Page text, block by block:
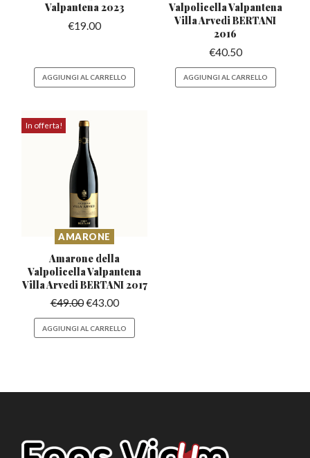
Valpantena 2023
€19.00
AGGIUNGI AL CARRELLO
Valpolicella Valpantena
Villa Arvedi BERTANI
2016
€40.50
AGGIUNGI AL CARRELLO
In offerta!
AMARONE
Amarone della
Valpolicella Valpantena
Villa Arvedi BERTANI 2017
€49.00€43.00
AGGIUNGI AL CARRELLO